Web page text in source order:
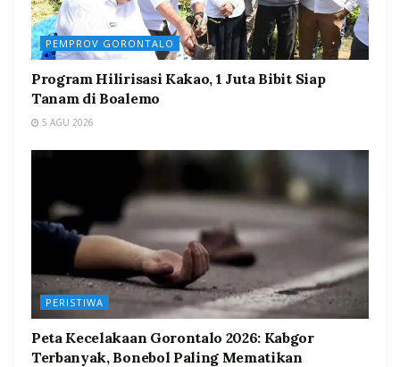
PEMPROV GORONTALO
Program Hilirisasi Kakao, 1 Juta Bibit Siap
Tanam di Boalemo
5 AGU 2026
PERISTIWA
Peta Kecelakaan Gorontalo 2026: Kabgor
Terbanyak, Bonebol Paling Mematikan